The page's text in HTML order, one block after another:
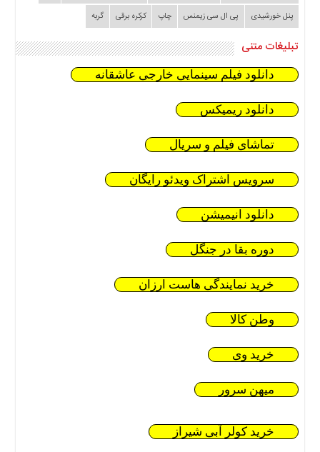
پنل خورشیدی
پی ال سی زیمنس چاپ کرکره برقی گربه
تبلیغات متنی
دانلود فیلم سینمایی خارجی عاشقانه
دانلود ریمیکس
تماشای فیلم و سریال
سرویس اشتراک ویدئو رایگان
دانلود انیمیشن
دوره بقا در جنگل
خرید نمایندگی هاست ارزان
وطن کالا
خرید وی
میهن سرور
خرید کولر آبی شیراز